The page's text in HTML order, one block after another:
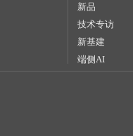
新品
技术专访
新基建
端侧AI